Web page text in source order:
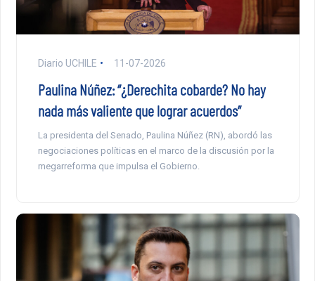
Diario UCHILE 11-07-2026
Paulina Núñez: “¿Derechita cobarde? No hay
nada más valiente que lograr acuerdos”
La presidenta del Senado, Paulina Núñez (RN), abordó las
negociaciones políticas en el marco de la discusión por la
megarreforma que impulsa el Gobierno.